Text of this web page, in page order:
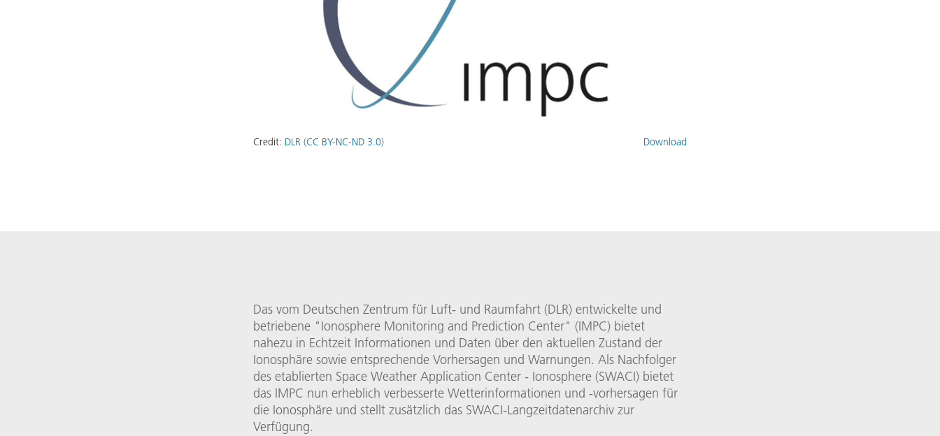
Credit: DLR (CC BY-NC-ND 3.0) Download
Das vom Deutschen Zentrum für Luft- und Raumfahrt (DLR) entwickelte und
betriebene "Ionosphere Monitoring and Prediction Center" (IMPC) bietet
nahezu in Echtzeit Informationen und Daten über den aktuellen Zustand der
Ionosphäre sowie entsprechende Vorhersagen und Warnungen. Als Nachfolger
des etablierten Space Weather Application Center - Ionosphere (SWACI) bietet
das IMPC nun erheblich verbesserte Wetterinformationen und -vorhersagen für
die Ionosphäre und stellt zusätzlich das SWACI-Langzeitdatenarchiv zur
Verfügung.